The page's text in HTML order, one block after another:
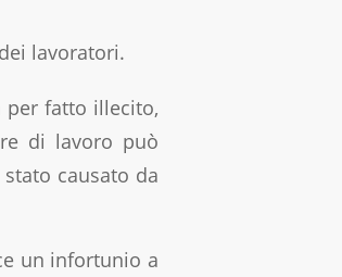
lavoratori.
per fatto illecito,
di lavoro può
causato da
un infortunio a